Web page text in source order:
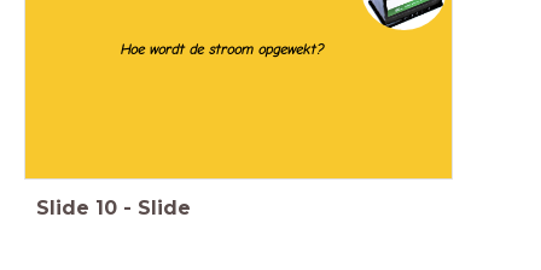
Hoe wordt de stroom opgewekt?
Slide 10 - Slide